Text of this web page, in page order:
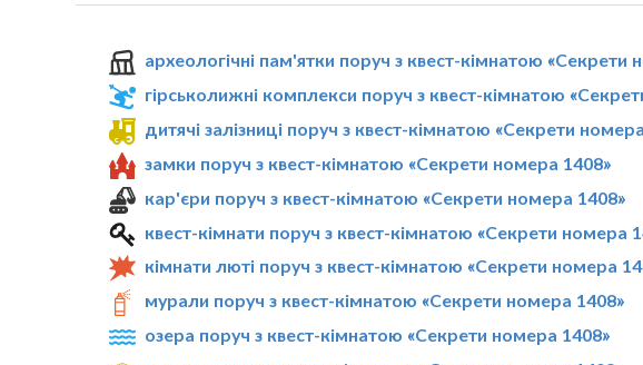
археологічні пам'ятки поруч з квест-кімнатою «Секрети
гірськолижні комплекси поруч з квест-кімнатою
дитячі залізниці поруч з квест-кімнатою «Секрети
замки поруч з квест-кімнатою «Секрети номера 1408»
кар'єри поруч з квест-кімнатою «Секрети номера 1408»
квест-кімнати поруч з квест-кімнатою «Секрети номера
кімнати люті поруч з квест-кімнатою «Секрети номера
мурали поруч з квест-кімнатою «Секрети номера 1408»
озера поруч з квест-кімнатою «Секрети номера 1408»